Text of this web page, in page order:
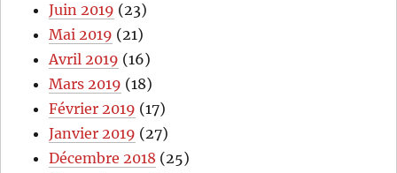
Juin 2019 (23)
Mai 2019 (21)
Avril 2019 (16)
Mars 2019 (18)
Février 2019 (17)
Janvier 2019 (27)
Décembre 2018 (25)